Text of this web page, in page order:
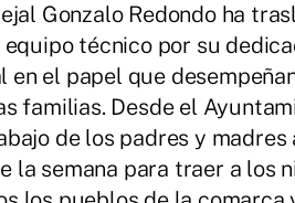
Gonzalo Redondo ha
técnico por su
en el papel que
familias. Desde el
de los padres y
la semana para traer a los